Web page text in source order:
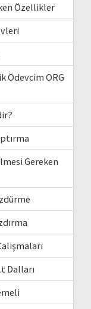
Özellikler
Ödevcim ORG
Gereken
Dalları